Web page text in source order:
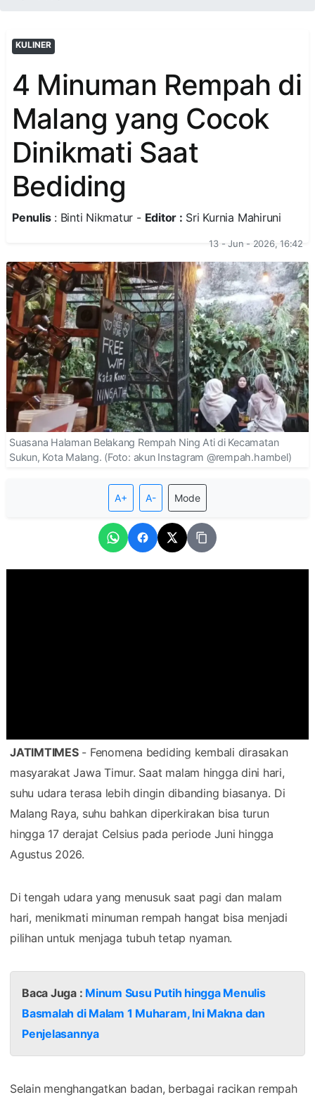
KULINER
4 Minuman Rempah di
Malang yang Cocok
Dinikmati Saat
Bediding
Penulis: Binti Nikmatur - Editor : Sri Kurnia Mahiruni
13 - Jun - 2026, 16:42
Suasana Halaman Belakang Rempah Ning Ati di Kecamatan
Sukun, Kota Malang. (Foto: akun Instagram @rempah.hambel)
A+ A- Mode
JATIMTIMES- Fenomena bediding kembali dirasakan
masyarakat Jawa Timur. Saat malam hingga dini hari,
suhu udara terasa lebih dingin dibanding biasanya. Di
Malang Raya, suhu bahkan diperkirakan bisa turun
hingga 17 derajat Celsius pada periode Juni hingga
Agustus 2026.
Di tengah udara yang menusuk saat pagi dan malam
hari, menikmati minuman rempah hangat bisa menjadi
pilihan untuk menjaga tubuh tetap nyaman.
Baca Juga : Minum Susu Putih hingga Menulis
Basmalah di Malam 1 Muharam, Ini Makna dan
Penjelasannya
Selain menghangatkan badan, berbagai racikan rempah